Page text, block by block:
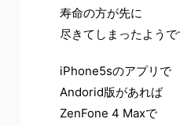
寿命の方が先に
尽きてしまったようで
iPhone5sのアプリで
Andorid版があれば
ZenFone 4 Maxで